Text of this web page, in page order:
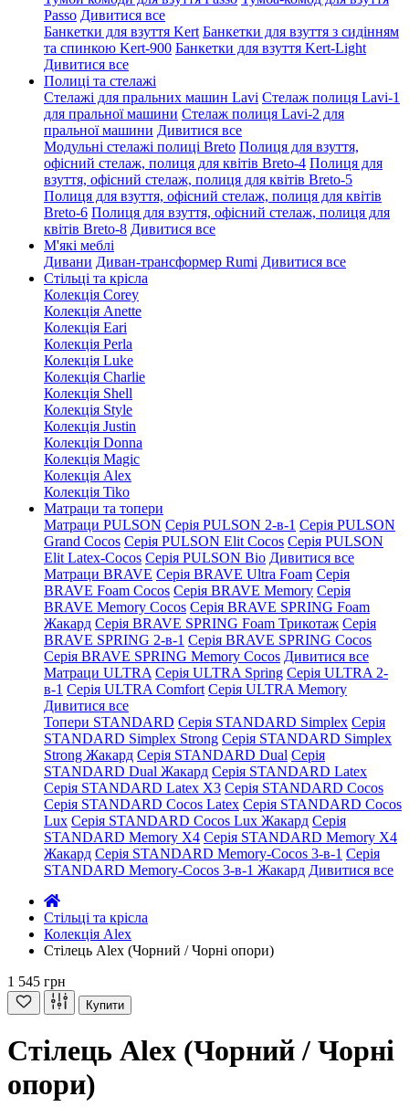
Passo Дивитися все
Банкетки для взуття Kert Банкетки для взуття з сидінням
та спинкою Kert-900 Банкетки для взуття Kert-Light
Дивитися все
Полиці та стелажі
Стелажі для пральних машин Lavi Стелаж полиця Lavi-1
для пральної машини Стелаж полиця Lavi-2 для
пральної машини Дивитися все
Модульні стелажі полиці Breto Полиця для взуття,
офісний стелаж, полиця для квітів Breto-4 Полиця для
взуття, офісний стелаж, полиця для квітів Breto-5
Полиця для взуття, офісний стелаж, полиця для квітів
Breto-6 Полиця для взуття, офісний стелаж, полиця для
квітів Breto-8 Дивитися все
М'які меблі
Дивани Диван-трансформер Rumi Дивитися все
Стільці та крісла
Колекція Corey
Колекція Anette
Колекція Eari
Колекція Perla
Колекція Luke
Колекція Charlie
Колекція Shell
Колекція Style
Колекція Justin
Колекція Donna
Колекція Magic
Колекція Alex
Колекція Tiko
Матраци та топери
Матраци PULSON Серія PULSON 2-в-1 Серія PULSON
Grand Cocos Серія PULSON Elit Cocos Серія PULSON
Elit Latex-Cocos Серія PULSON Bio Дивитися все
Матраци BRAVE Серія BRAVE Ultra Foam Серія
BRAVE Foam Cocos Серія BRAVE Memory Серія
BRAVE Memory Cocos Серія BRAVE SPRING Foam
Жакард Серія BRAVE SPRING Foam Трикотаж Серія
BRAVE SPRING 2-в-1 Серія BRAVE SPRING Cocos
Серія BRAVE SPRING Memory Cocos Дивитися все
Матраци ULTRA Серія ULTRA Spring Серія ULTRA 2-
в-1 Серія ULTRA Comfort Серія ULTRA Memory
Дивитися все
Топери STANDARD Серія STANDARD Simplex Серія
STANDARD Simplex Strong Серія STANDARD Simplex
Strong Жакард Серія STANDARD Dual Серія
STANDARD Dual Жакард Серія STANDARD Latex
Серія STANDARD Latex X3 Серія STANDARD Cocos
Серія STANDARD Cocos Latex Серія STANDARD Cocos
Lux Серія STANDARD Cocos Lux Жакард Серія
STANDARD Memory X4 Серія STANDARD Memory X4
Жакард Серія STANDARD Memory-Cocos 3-в-1 Серія
STANDARD Memory-Cocos 3-в-1 Жакард Дивитися все
Стільці та крісла
Колекція Alex
Стілець Alex (Чорний / Чорні опори)
1 545 грн
Купити
Стілець Alex (Чорний / Чорні
опори)